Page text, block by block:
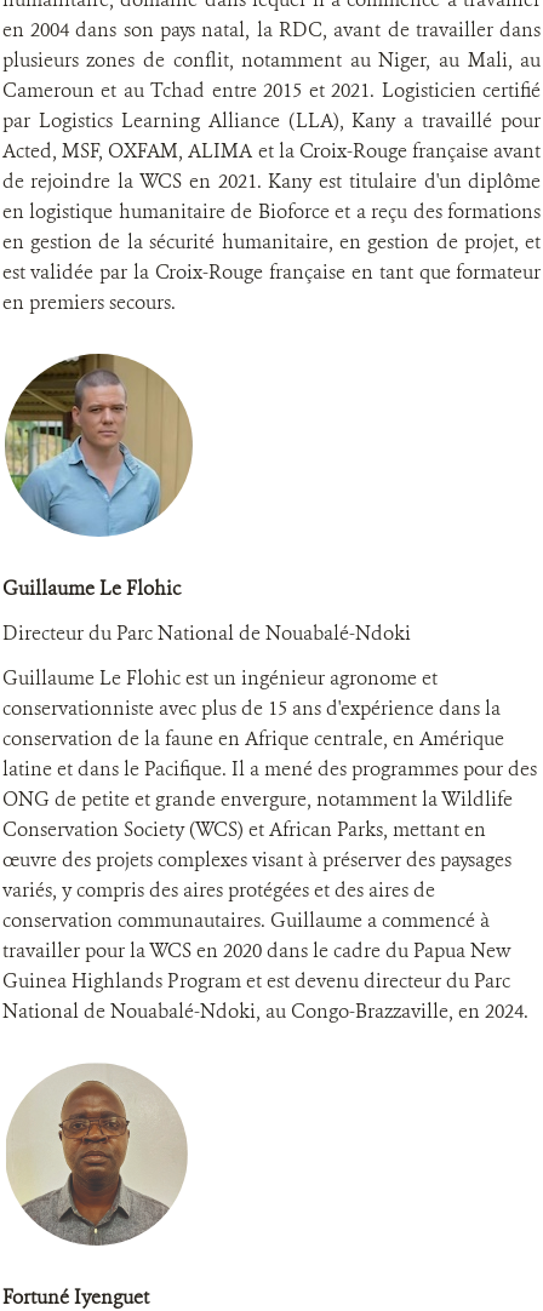
en 2004 dans son pays natal, la RDC, avant de travailler dans
plusieurs zones de conflit, notamment au Niger, au Mali, au
Cameroun et au Tchad entre 2015 et 2021. Logisticien certifié
par Logistics Learning Alliance (LLA), Kany a travaillé pour
Acted, MSF, OXFAM, ALIMA et la Croix-Rouge française avant
de rejoindre la WCS en 2021. Kany est titulaire d'un diplôme
en logistique humanitaire de Bioforce et a reçu des formations
en gestion de la sécurité humanitaire, en gestion de projet, et
est validée par la Croix-Rouge française en tant que formateur
en premiers secours.
Guillaume Le Flohic
Directeur du Parc National de Nouabalé-Ndoki
Guillaume Le Flohic est un ingénieur agronome et
conservationniste avec plus de 15 ans d'expérience dans la
conservation de la faune en Afrique centrale, en Amérique
latine et dans le Pacifique. Il a mené des programmes pour des
ONG de petite et grande envergure, notamment la Wildlife
Conservation Society (WCS) et African Parks, mettant en
œuvre des projets complexes visant à préserver des paysages
variés, y compris des aires protégées et des aires de
conservation communautaires. Guillaume a commencé à
travailler pour la WCS en 2020 dans le cadre du Papua New
Guinea Highlands Program et est devenu directeur du Parc
National de Nouabalé-Ndoki, au Congo-Brazzaville, en 2024.
Fortuné Iyenguet